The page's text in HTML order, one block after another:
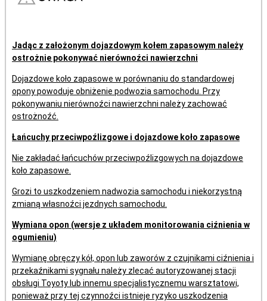
Jadąc z założonym dojazdowym kołem zapasowym należy
ostrożnie pokonywać nierównoźci nawierzchni
Dojazdowe koło zapasowe w porównaniu do standardowej
opony powoduje obniżenie podwozia samochodu. Przy
pokonywaniu nierównoźci nawierzchni należy zachować
ostrożnoźć.
Łańcuchy przeciwpoźlizgowe i dojazdowe koło zapasowe
Nie zakładać łańcuchów przeciwpoźlizgowych na dojazdowe
koło zapasowe.
Grozi to uszkodzeniem nadwozia samochodu i niekorzystną
zmianą własnoźci jezdnych samochodu.
Wymiana opon (wersje z układem monitorowania ciźnienia w
ogumieniu)
Wymianę obręczy kół, opon lub zaworów z czujnikami ciźnienia i
przekaźnikami sygnału należy zlecać autoryzowanej stacji
obsługi Toyoty lub innemu specjalistycznemu warsztatowi,
ponieważ przy tej czynnoźci istnieje ryzyko uszkodzenia